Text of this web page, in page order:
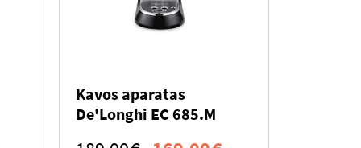
Kavos aparatas
De'Longhi EC 685.M